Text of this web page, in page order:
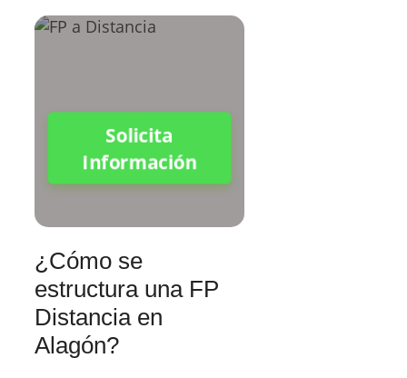
Solicita
Información
¿Cómo se
estructura una FP
Distancia en
Alagón?